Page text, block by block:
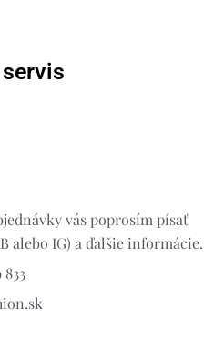
vás poprosím písať
alebo IG) a ďalšie informácie.
833